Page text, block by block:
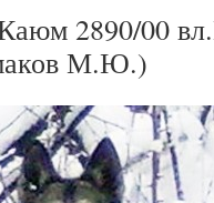
2890/00
М.Ю.)